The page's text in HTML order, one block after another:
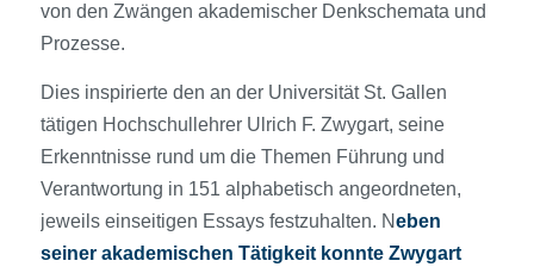
von den Zwängen akademischer Denkschemata und
Prozesse.
Dies inspirierte den an der Universität St. Gallen
tätigen Hochschullehrer Ulrich F. Zwygart, seine
Erkenntnisse rund um die Themen Führung und
Verantwortung in 151 alphabetisch angeordneten,
jeweils einseitigen Essays festzuhalten. Neben
seiner akademischen Tätigkeit konnte Zwygart